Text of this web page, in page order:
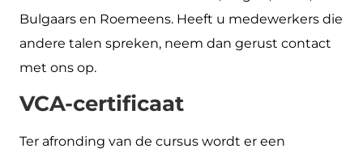
Bulgaars en Roemeens. Heeft u medewerkers die
andere talen spreken, neem dan gerust contact
met ons op.
VCA-certificaat
Ter afronding van de cursus wordt er een